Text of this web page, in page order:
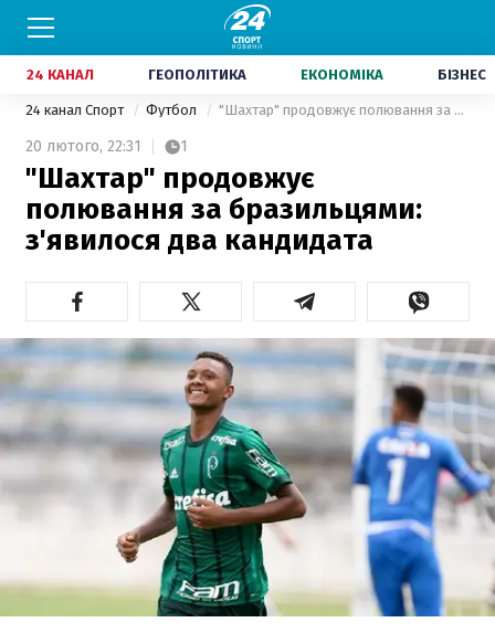
24 КАНАЛ ГЕОПОЛІТИКА ЕКОНОМІКА БІЗНЕС
24 канал Спорт Футбол "Шахтар" продовжує полювання за бразильцями: з'явилося два кандидата
20 лютого, 22:31 1
"Шахтар" продовжує
полювання за бразильцями:
з'явилося два кандидата